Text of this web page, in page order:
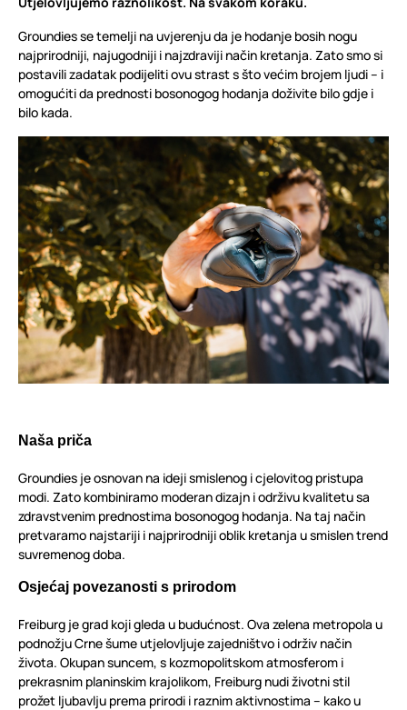
Groundies se temelji na uvjerenju da je hodanje bosih nogu
najprirodniji, najugodniji i najzdraviji način kretanja. Zato smo si
postavili zadatak podijeliti ovu strast s što većim brojem ljudi – i
omogućiti da prednosti bosonogog hodanja doživite bilo gdje i
bilo kada.
Naša priča
Groundies je osnovan na ideji smislenog i cjelovitog pristupa
modi. Zato kombiniramo moderan dizajn i održivu kvalitetu sa
zdravstvenim prednostima bosonogog hodanja. Na taj način
pretvaramo najstariji i najprirodniji oblik kretanja u smislen trend
suvremenog doba.
Osjećaj povezanosti s prirodom
Freiburg je grad koji gleda u budućnost. Ova zelena metropola u
podnožju Crne šume utjelovljuje zajedništvo i održiv način
života. Okupan suncem, s kozmopolitskom atmosferom i
prekrasnim planinskim krajolikom, Freiburg nudi životni stil
prožet ljubavlju prema prirodi i raznim aktivnostima – kako u